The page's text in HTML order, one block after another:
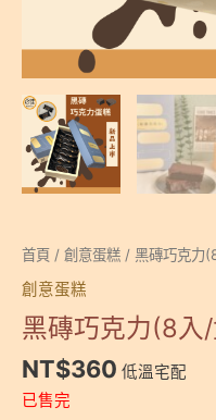
首頁 / 創意蛋糕 / 黑磚巧克力
創意蛋糕
黑磚巧克力(8入
NT$360 低溫宅配
已售完